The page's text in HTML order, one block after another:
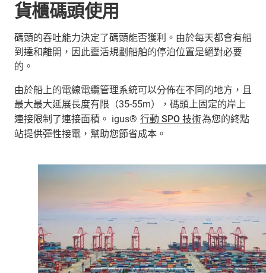
貨櫃碼頭使用
碼頭的吞吐能力決定了碼頭能否獲利。由於每天都會有船
到達和離開，因此靈活規劃船舶的停泊位置是絕對必要
的。
由於船上的電線電纜管理系統可以分佈在不同的地方，且
最大最大延展長度有限（35-55m），碼頭上固定的岸上
連接限制了連接面積。 igus® 行動 SPO 技術為您的終點
站提供彈性接電，幫助您節省成本。